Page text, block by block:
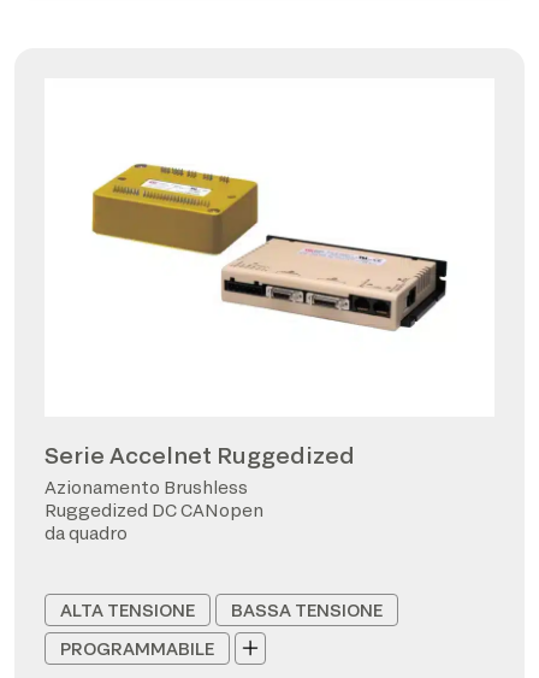
Serie Accelnet Ruggedized
Azionamento Brushless
Ruggedized DC CANopen
da quadro
ALTA TENSIONE
BASSA TENSIONE
PROGRAMMABILE